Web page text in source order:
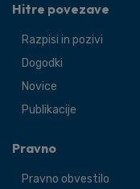
Hitre povezave
Razpisi in pozivi
Dogodki
Novice
Publikacije
Pravno
Pravno obvestilo